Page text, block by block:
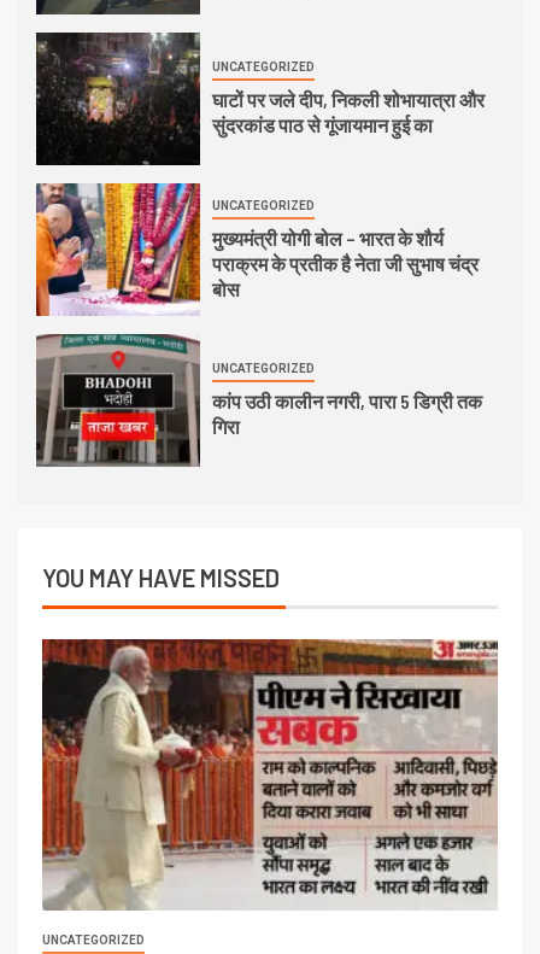
UNCATEGORIZED
घाटों पर जले दीप, निकली शोभायात्रा और
सुंदरकांड पाठ से गूंजायमान हुई का
UNCATEGORIZED
मुख्यमंत्री योगी बोल – भारत के शौर्य
पराक्रम के प्रतीक है नेता जी सुभाष चंद्र
बोस
UNCATEGORIZED
कांप उठी कालीन नगरी, पारा 5 डिग्री तक
गिरा
YOU MAY HAVE MISSED
UNCATEGORIZED